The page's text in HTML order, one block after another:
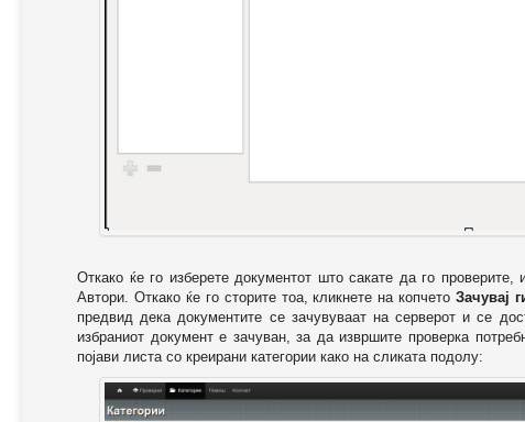
Откако ќе го изберете документот што сакате да го
Автори. Откако ќе го сторите тоа, кликнете на копчетоЗачувај
предвид дека документите се зачувуваат на серверот и се
избраниот документ е зачуван, за да извршите проверка
појави листа со креирани категории како на сликата подолу: